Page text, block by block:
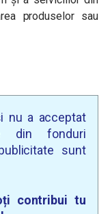
produselor sau
nu a acceptat
din fonduri
sunt
contribui tu